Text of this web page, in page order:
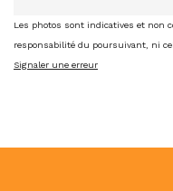
Les photos sont indicatives et non
responsabilité du poursuivant, ni
Signaler une erreur